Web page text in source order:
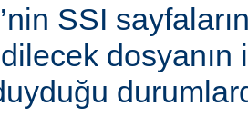
SSI
dosyanın